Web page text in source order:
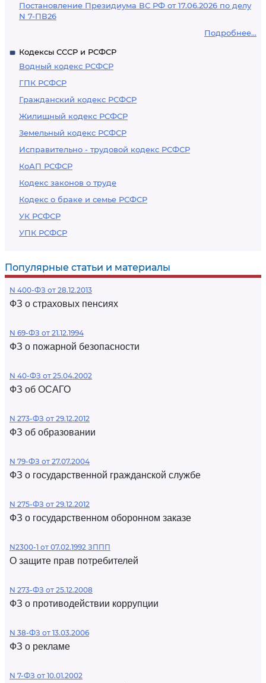
Постановление Президиума ВС РФ от 17.06.2026 по делу
N 7-ПВ26
Подробнее...
Кодексы СССР и РСФСР
Водный кодекс РСФСР
ГПК РСФСР
Гражданский кодекс РСФСР
Жилищный кодекс РСФСР
Земельный кодекс РСФСР
Исправительно - трудовой кодекс РСФСР
КоАП РСФСР
Кодекс законов о труде
Кодекс о браке и семье РСФСР
УК РСФСР
УПК РСФСР
Популярные статьи и материалы
N 400-ФЗ от 28.12.2013
ФЗ о страховых пенсиях
N 69-ФЗ от 21.12.1994
ФЗ о пожарной безопасности
N 40-ФЗ от 25.04.2002
ФЗ об ОСАГО
N 273-ФЗ от 29.12.2012
ФЗ об образовании
N 79-ФЗ от 27.07.2004
ФЗ о государственной гражданской службе
N 275-ФЗ от 29.12.2012
ФЗ о государственном оборонном заказе
N2300-1 от 07.02.1992 ЗППП
О защите прав потребителей
N 273-ФЗ от 25.12.2008
ФЗ о противодействии коррупции
N 38-ФЗ от 13.03.2006
ФЗ о рекламе
N 7-ФЗ от 10.01.2002